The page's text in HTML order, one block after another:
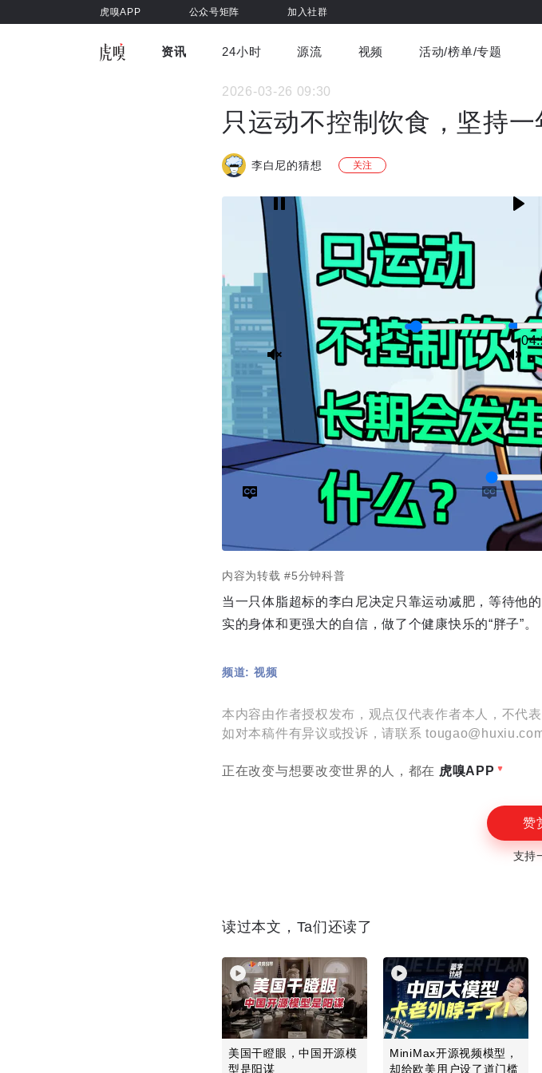
虎嗅APP 公众号矩阵 加入社群
资讯
车与出行
健康 书影音 医疗
24小时 源流 视频
虎嗅视界
活动/榜单/专题
2026-03-26 09:30
只运动不控制饮食，坚持一
李白尼的猜想 关注
-
内容为转载 #5分钟科普
当一只体脂超标的李白尼决定只靠运动减肥，等待
实的身体和更强大的自信，做了个健康快乐的“胖子”。
频道: 视频
本内容由作者授权发布，观点仅代表作者本人，不代表
如对本稿件有异议或投诉，请联系 tougao@huxiu.com
正在改变与想要改变世界的人，都在 虎嗅APP
赞
支持
读过本文，Ta们还读了
美国干瞪眼，中国开源模
型是阳谋
MiniMax开源视频模型，
却给欧美用户设了道门槛